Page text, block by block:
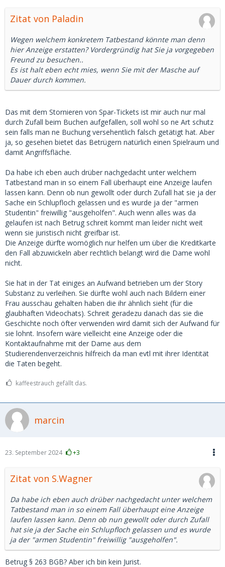
Zitat von Paladin
Wegen welchem konkretem Tatbestand könnte man denn
hier Anzeige erstatten? Vordergründig hat Sie ja vorgegeben
Freund zu besuchen..
Es ist halt eben echt mies, wenn Sie mit der Masche auf
Dauer durch kommen.
Das mit dem Stornieren von Spar-Tickets ist mir auch nur mal
durch Zufall beim Buchen aufgefallen, soll wohl so ne Art schutz
sein falls man ne Buchung versehentlich falsch getätigt hat. Aber
ja, so gesehen bietet das Betrügern natürlich einen Spielraum und
damit Angriffsfläche.
Da habe ich eben auch drüber nachgedacht unter welchem
Tatbestand man in so einem Fall überhaupt eine Anzeige laufen
lassen kann. Denn ob nun gewollt oder durch Zufall hat sie ja der
Sache ein Schlupfloch gelassen und es wurde ja der "armen
Studentin" freiwillig "ausgeholfen". Auch wenn alles was da
gelaufen ist nach Betrug schreit kommt man leider nicht weit
wenn sie juristisch nicht greifbar ist.
Die Anzeige dürfte womöglich nur helfen um über die Kreditkarte
den Fall abzuwickeln aber rechtlich belangt wird die Dame wohl
nicht.
Sie hat in der Tat einiges an Aufwand betrieben um der Story
Substanz zu verleihen. Sie dürfte wohl auch nach Bildern einer
Frau ausschau gehalten haben die ihr ähnlich sieht (für die
glaubhaften Videochats). Schreit geradezu danach das sie die
Geschichte noch öfter verwenden wird damit sich der Aufwand für
sie lohnt. Insofern wäre vielleicht eine Anzeige oder die
Kontaktaufnahme mit der Dame aus dem
Studierendenverzeichnis hilfreich da man evtl mit ihrer Identität
die Taten begeht.
kaffeestrauch gefällt das.
marcin
23. September 2024 +3
Zitat von S.Wagner
Da habe ich eben auch drüber nachgedacht unter welchem
Tatbestand man in so einem Fall überhaupt eine Anzeige
laufen lassen kann. Denn ob nun gewollt oder durch Zufall
hat sie ja der Sache ein Schlupfloch gelassen und es wurde
ja der "armen Studentin" freiwillig "ausgeholfen".
Betrug § 263 BGB? Aber ich bin kein Jurist.